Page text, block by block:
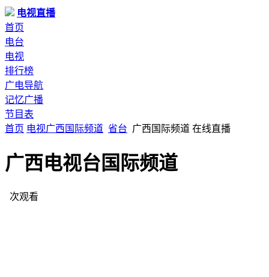
电视直播
首页
电台
电视
排行榜
广电导航
记忆广播
节目表
首页 电视广西 国际频道 省台 广西国际频道 在线直播
广西电视台国际频道
次观看